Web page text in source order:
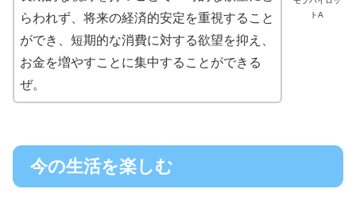
トA
らわれず、将来の経済的安定を重視すること
ができ、短期的な消費に対する欲望を抑え、
お金を増やすことに集中することができる
ぜ。
今の生活を楽しむ